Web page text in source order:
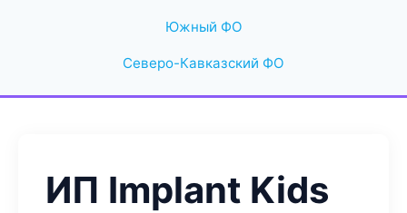
Южный ФО
Северо-Кавказский ФО
ИП Implant Kids